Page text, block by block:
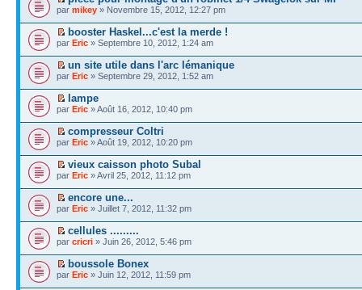
par mikey » Novembre 15, 2012, 12:27 pm
booster Haskel...c'est la merde !
par Eric » Septembre 10, 2012, 1:24 am
un site utile dans l'arc lémanique
par Eric » Septembre 29, 2012, 1:52 am
lampe
par Eric » Août 16, 2012, 10:40 pm
compresseur Coltri
par Eric » Août 19, 2012, 10:20 pm
vieux caisson photo Subal
par Eric » Avril 25, 2012, 11:12 pm
encore une...
par Eric » Juillet 7, 2012, 11:32 pm
cellules .........
par cricri » Juin 26, 2012, 5:46 pm
boussole Bonex
par Eric » Juin 12, 2012, 11:59 pm